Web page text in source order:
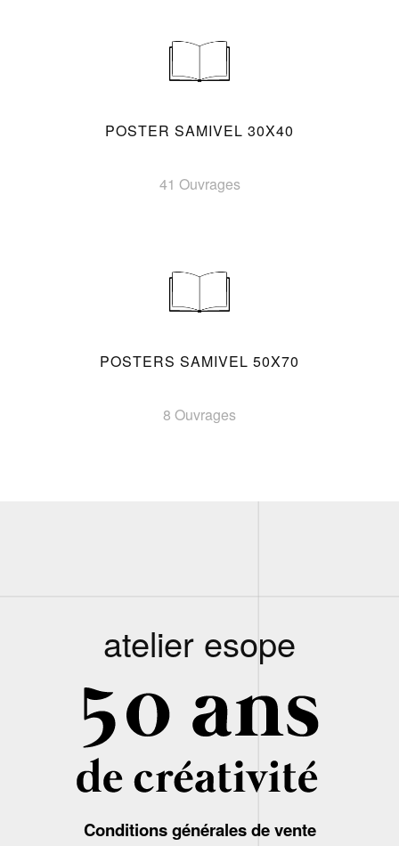
POSTER SAMIVEL 30X40
41 Ouvrages
POSTERS SAMIVEL 50X70
8 Ouvrages
atelier esope
Conditions générales de vente